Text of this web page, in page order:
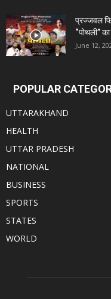
प्रज्जवल
“पोथली”
June 12,
POPULAR
UTTARAKHAND
HEALTH
UTTAR PRADESH
NATIONAL
BUSINESS
SPORTS
STATES
WORLD